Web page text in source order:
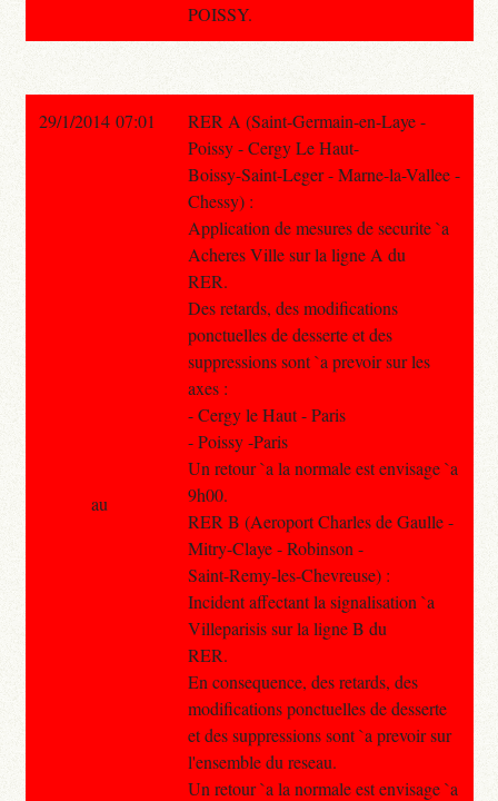
POISSY.
29/1/2014 07:01
RER A (Saint-Germain-en-Laye -
Poissy - Cergy Le Haut-
Boissy-Saint-Leger - Marne-la-Vallee -
Chessy) :
Application de mesures de securite `a
Acheres Ville sur la ligne A du
RER.
Des retards, des modifications
ponctuelles de desserte et des
suppressions sont `a prevoir sur les
axes :
- Cergy le Haut - Paris
- Poissy -Paris
Un retour `a la normale est envisage `a
9h00.
RER B (Aeroport Charles de Gaulle -
Mitry-Claye - Robinson -
Saint-Remy-les-Chevreuse) :
Incident affectant la signalisation `a
Villeparisis sur la ligne B du
RER.
En consequence, des retards, des
modifications ponctuelles de desserte
et des suppressions sont `a prevoir sur
l'ensemble du reseau.
Un retour `a la normale est envisage `a
au